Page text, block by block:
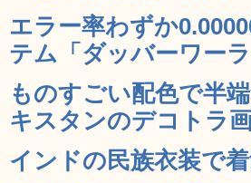
エラー率わずか
テム「ダッバーワー
ものすごい配色で半
キスタンのデコトラ
インドの民族衣装で